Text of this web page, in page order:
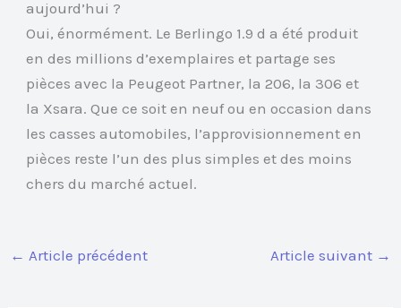
aujourd’hui ?
Oui, énormément. Le Berlingo 1.9 d a été produit
en des millions d’exemplaires et partage ses
pièces avec la Peugeot Partner, la 206, la 306 et
la Xsara. Que ce soit en neuf ou en occasion dans
les casses automobiles, l’approvisionnement en
pièces reste l’un des plus simples et des moins
chers du marché actuel.
← Article précédent Article suivant →